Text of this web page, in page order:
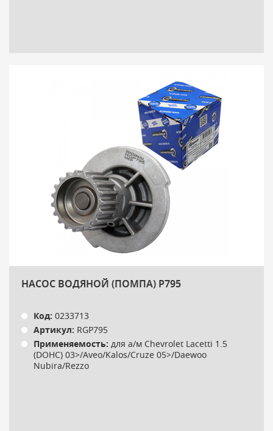
НАСОС ВОДЯНОЙ (ПОМПА) P795
Код: 0233713
Артикул: RGP795
Применяемость: для а/м Chevrolet Lacetti 1.5
(DOHC) 03>/Aveo/Kalos/Cruze 05>/Daewoo
Nubira/Rezzo